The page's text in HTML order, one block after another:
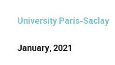
University Paris-Saclay
January, 2021